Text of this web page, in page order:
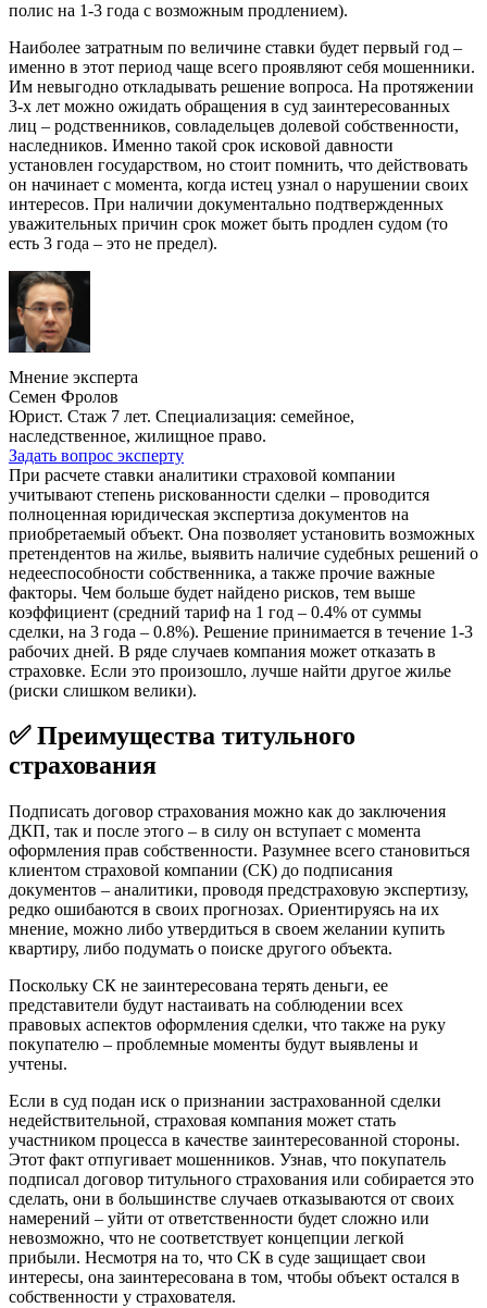
полис на 1-3 года с возможным продлением).
Наиболее затратным по величине ставки будет первый год –
именно в этот период чаще всего проявляют себя мошенники.
Им невыгодно откладывать решение вопроса. На протяжении
3-х лет можно ожидать обращения в суд заинтересованных
лиц – родственников, совладельцев долевой собственности,
наследников. Именно такой срок исковой давности
установлен государством, но стоит помнить, что действовать
он начинает с момента, когда истец узнал о нарушении своих
интересов. При наличии документально подтвержденных
уважительных причин срок может быть продлен судом (то
есть 3 года – это не предел).
Мнение эксперта
Семен Фролов
Юрист. Стаж 7 лет. Специализация: семейное,
наследственное, жилищное право.
Задать вопрос эксперту
При расчете ставки аналитики страховой компании
учитывают степень рискованности сделки – проводится
полноценная юридическая экспертиза документов на
приобретаемый объект. Она позволяет установить возможных
претендентов на жилье, выявить наличие судебных решений о
недееспособности собственника, а также прочие важные
факторы. Чем больше будет найдено рисков, тем выше
коэффициент (средний тариф на 1 год – 0.4% от суммы
сделки, на 3 года – 0.8%). Решение принимается в течение 1-3
рабочих дней. В ряде случаев компания может отказать в
страховке. Если это произошло, лучше найти другое жилье
(риски слишком велики).
✅ Преимущества титульного
страхования
Подписать договор страхования можно как до заключения
ДКП, так и после этого – в силу он вступает с момента
оформления прав собственности. Разумнее всего становиться
клиентом страховой компании (СК) до подписания
документов – аналитики, проводя предстраховую экспертизу,
редко ошибаются в своих прогнозах. Ориентируясь на их
мнение, можно либо утвердиться в своем желании купить
квартиру, либо подумать о поиске другого объекта.
Поскольку СК не заинтересована терять деньги, ее
представители будут настаивать на соблюдении всех
правовых аспектов оформления сделки, что также на руку
покупателю – проблемные моменты будут выявлены и
учтены.
Если в суд подан иск о признании застрахованной сделки
недействительной, страховая компания может стать
участником процесса в качестве заинтересованной стороны.
Этот факт отпугивает мошенников. Узнав, что покупатель
подписал договор титульного страхования или собирается это
сделать, они в большинстве случаев отказываются от своих
намерений – уйти от ответственности будет сложно или
невозможно, что не соответствует концепции легкой
прибыли. Несмотря на то, что СК в суде защищает свои
интересы, она заинтересована в том, чтобы объект остался в
собственности у страхователя.